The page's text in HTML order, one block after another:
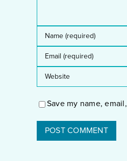
Save my name,